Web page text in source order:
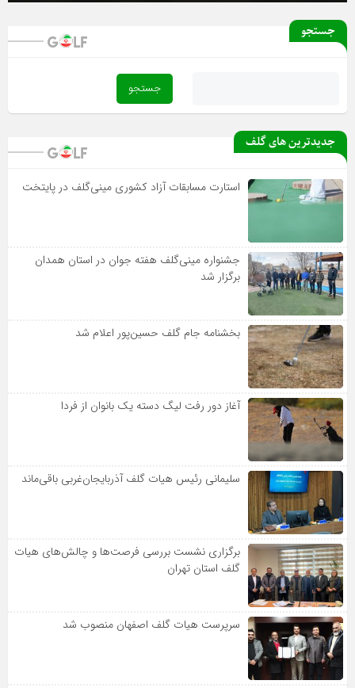
جستجو
جدیدترین های گلف
استارت مسابقات آزاد کشوری مینی‌گلف در پایتخت
جشنواره مینی‌گلف هفته جوان در استان همدان
برگزار شد
بخشنامه جام گلف حسین‌پور اعلام شد
آغاز دور رفت لیگ دسته یک بانوان از فردا
سلیمانی رئیس هیات گلف آذربایجان‌غربی باقی‌ماند
برگزاری نشست بررسی فرصت‌ها و چالش‌های هیات
گلف استان تهران
سرپرست هیات گلف اصفهان منصوب شد